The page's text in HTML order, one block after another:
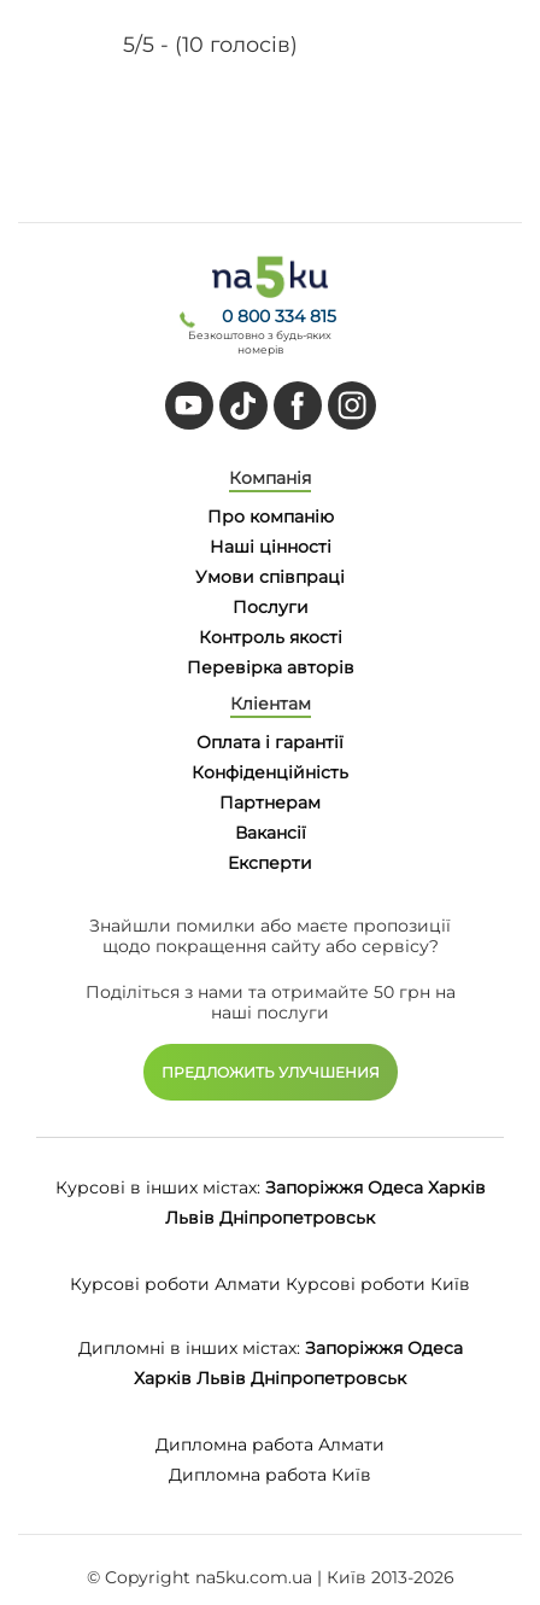
5/5 - (10 голосів)
0 800 334 815
Безкоштовно з будь-яких
номерів
Компанія
Про компанію
Наші цінності
Умови співпраці
Послуги
Контроль якості
Перевірка авторів
Кліентам
Оплата і гарантії
Конфіденційність
Партнерам
Вакансії
Eксперти
Знайшли помилки або маєте пропозиції
щодо покращення сайту або сервісу?
Поділіться з нами та отримайте 50 грн на
наші послуги
ПРЕДЛОЖИТЬ УЛУЧШЕНИЯ
Курсові в інших містах: Запоріжжя Одеса Харків
Львів Дніпропетровськ
Курсові роботи Алмати Курсові роботи Київ
Дипломні в інших містах: Запоріжжя Одеса
Харків Львів Дніпропетровськ
Дипломна работа Алмати
Дипломна работа Київ
© Copyright na5ku.com.ua | Київ 2013-2026